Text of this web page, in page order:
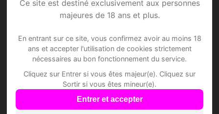
Ce site est destiné exclusivement aux personnes
majeures de 18 ans et plus.
En entrant sur ce site, vous confirmez avoir au moins 18
ans et accepter l'utilisation de cookies strictement
nécessaires au bon fonctionnement du service.
Cliquez sur Entrer si vous êtes majeur(e). Cliquez sur
Sortir si vous êtes mineur(e).
Entrer et accepter
Ammerzwil BE
Rejoins les membres de Ammerzwil BE et
des alentours !
S'inscrire gratuitement